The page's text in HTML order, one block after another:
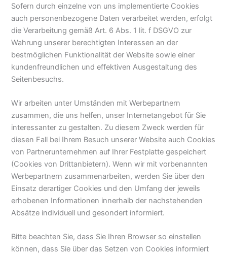
Sofern durch einzelne von uns implementierte Cookies
auch personenbezogene Daten verarbeitet werden, erfolgt
die Verarbeitung gemäß Art. 6 Abs. 1 lit. f DSGVO zur
Wahrung unserer berechtigten Interessen an der
bestmöglichen Funktionalität der Website sowie einer
kundenfreundlichen und effektiven Ausgestaltung des
Seitenbesuchs.
Wir arbeiten unter Umständen mit Werbepartnern
zusammen, die uns helfen, unser Internetangebot für Sie
interessanter zu gestalten. Zu diesem Zweck werden für
diesen Fall bei Ihrem Besuch unserer Website auch Cookies
von Partnerunternehmen auf Ihrer Festplatte gespeichert
(Cookies von Drittanbietern). Wenn wir mit vorbenannten
Werbepartnern zusammenarbeiten, werden Sie über den
Einsatz derartiger Cookies und den Umfang der jeweils
erhobenen Informationen innerhalb der nachstehenden
Absätze individuell und gesondert informiert.
Bitte beachten Sie, dass Sie Ihren Browser so einstellen
können, dass Sie über das Setzen von Cookies informiert